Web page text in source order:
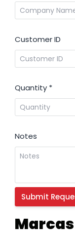
Customer ID
Quantity *
Notes